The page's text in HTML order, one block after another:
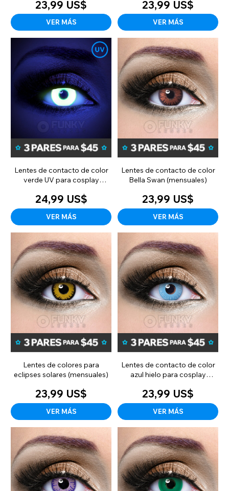
23,99 US$
VER MÁS
23,99 US$
VER MÁS
Lentes de contacto de color
verde UV para cosplay
24,99 US$
VER MÁS
Lentes de contacto de color
Bella Swan (mensuales)
23,99 US$
VER MÁS
Lentes de colores para
eclipses solares (mensuales)
23,99 US$
VER MÁS
Lentes de contacto de color
azul hielo para cosplay
23,99 US$
VER MÁS